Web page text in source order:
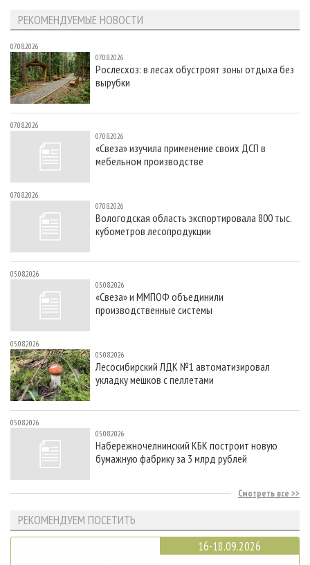
РЕКОМЕНДУЕМЫЕ НОВОСТИ
07.08.2026
07.08.2026
Рослесхоз: в лесах обустроят зоны отдыха без
вырубки
07.08.2026
07.08.2026
«Свеза» изучила применение своих ДСП в
мебельном производстве
07.08.2026
07.08.2026
Вологодская область экспортировала 800 тыс.
кубометров лесопродукции
05.08.2026
05.08.2026
«Свеза» и ММПОФ объединили
производственные системы
05.08.2026
05.08.2026
Лесосибирский ЛДК №1 автоматизировал
укладку мешков с пеллетами
05.08.2026
05.08.2026
Набережночелнинский КБК построит новую
бумажную фабрику за 3 млрд рублей
Смотреть все
РЕКОМЕНДУЕМ ПОСЕТИТЬ
16-18.09.2026